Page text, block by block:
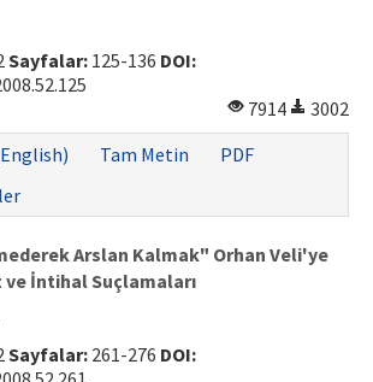
Sayfalar: 125-136 DOI:
7914
3002
Tam Metin
PDF
Arslan Kalmak" Orhan Veli'ye
İntihal Suçlamaları
Sayfalar: 261-276 DOI: